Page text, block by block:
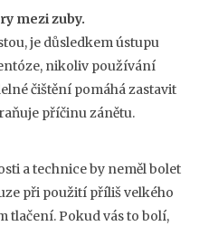
mezi zuby.
je důsledkem ústupu
nikoliv používání
čištění pomáhá zastavit
příčinu zánětu.
a technice by neměl bolet
při použití příliš velkého
tlačení. Pokud vás to bolí,